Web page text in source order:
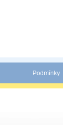
Podmínky